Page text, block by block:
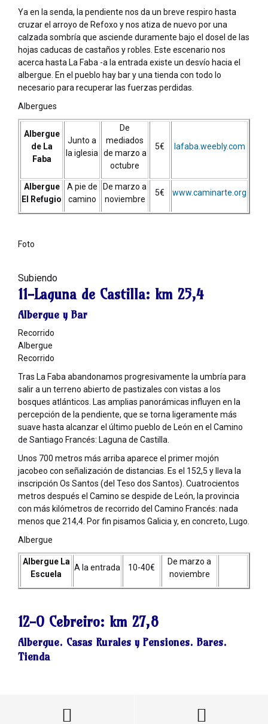
Ya en la senda, la pendiente nos da un breve respiro hasta
cruzar el arroyo de Refoxo y nos atiza de nuevo por una
calzada sombría que asciende duramente bajo el dosel de las
hojas caducas de castaños y robles. Este escenario nos
acerca hasta La Faba -a la entrada existe un desvío hacia el
albergue. En el pueblo hay bar y una tienda con todo lo
necesario para recuperar las fuerzas perdidas.
Albergues
Albergue
de La
Faba
Junto a
la iglesia
De
mediados
de marzo a
octubre
5€ lafaba.weebly.com
Albergue
El Refugio
A pie de
camino
De marzo a
noviembre
5€ www.caminarte.org
Foto
Subiendo
11-Laguna de Castilla: km 25,4
Albergue y Bar
Recorrido
Albergue
Recorrido
Tras La Faba abandonamos progresivamente la umbría para
salir a un terreno abierto de pastizales con vistas a los
bosques atlánticos. Las amplias panorámicas influyen en la
percepción de la pendiente, que se torna ligeramente más
suave hasta alcanzar el último pueblo de León en el Camino
de Santiago Francés: Laguna de Castilla.
Unos 700 metros más arriba aparece el primer mojón
jacobeo con señalización de distancias. Es el 152,5 y lleva la
inscripción Os Santos (del Teso dos Santos). Cuatrocientos
metros después el Camino se despide de León, la provincia
con más kilómetros de recorrido del Camino Francés: nada
menos que 214,4. Por fin pisamos Galicia y, en concreto, Lugo.
Albergue
Albergue La
Escuela
A la entrada 10-40€
De marzo a
noviembre
12-O Cebreiro: km 27,8
Albergue. Casas Rurales y Pensiones. Bares.
Tienda